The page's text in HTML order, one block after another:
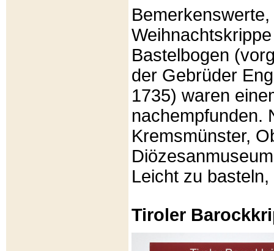
Bastelbogen
der Gebrüder
1735) waren
nachempfunden.
Kremsmünster,
Leicht zu
Tiroler